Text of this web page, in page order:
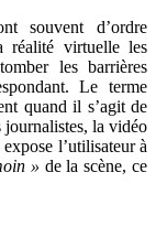
souvent d’ordre
réalité virtuelle les
les barrières
Le terme
quand il s’agit de
journalistes, la vidéo
l’utilisateur à
» de la scène, ce